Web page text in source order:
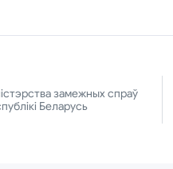
замежных спраў
Беларусь